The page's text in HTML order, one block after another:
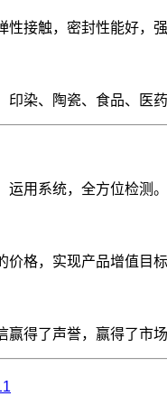
性接触，密封性能好，强
印染、陶瓷、食品、医
用系统，全方位检测。
价格，实现产品增值 目标
赢得了声誉，赢得了市场